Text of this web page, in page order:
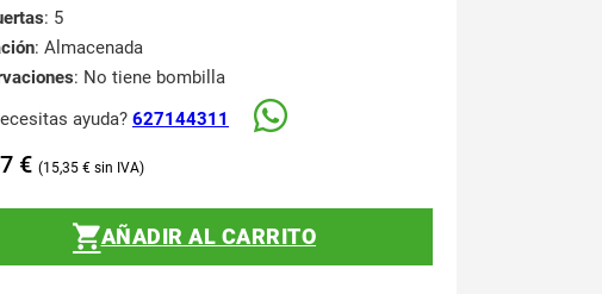
: 5
: Almacenada
: No tiene bombilla
ayuda? 627144311
€ 15,35 €
AÑADIR AL CARRITO